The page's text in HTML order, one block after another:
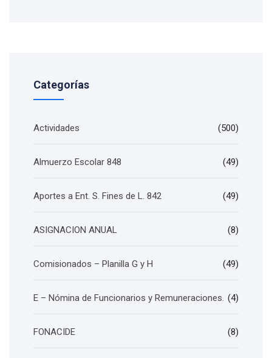
Categorías
Actividades (500)
Almuerzo Escolar 848 (49)
Aportes a Ent. S. Fines de L. 842 (49)
ASIGNACION ANUAL (8)
Comisionados – Planilla G y H (49)
E – Nómina de Funcionarios y Remuneraciones. (4)
FONACIDE (8)